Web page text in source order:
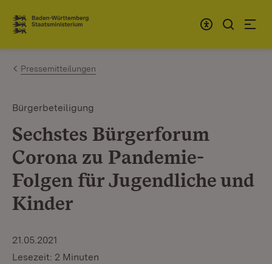
Zum Inhalt springen
Link zur Startseite
Pressemitteilungen
Bürgerbeteiligung
Sechstes Bürgerforum
Corona zu Pandemie-
Folgen für Jugendliche und
Kinder
21.05.2021
Lesezeit: 2 Minuten